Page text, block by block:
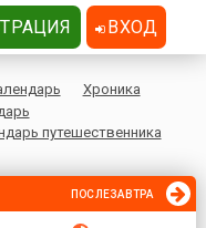
Хроника
путешественника
ПОСЛЕЗАВТРА
ВХОД